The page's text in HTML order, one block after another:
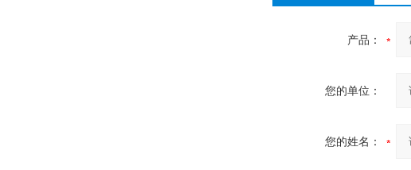
产品：
您的单位：
您的姓名：